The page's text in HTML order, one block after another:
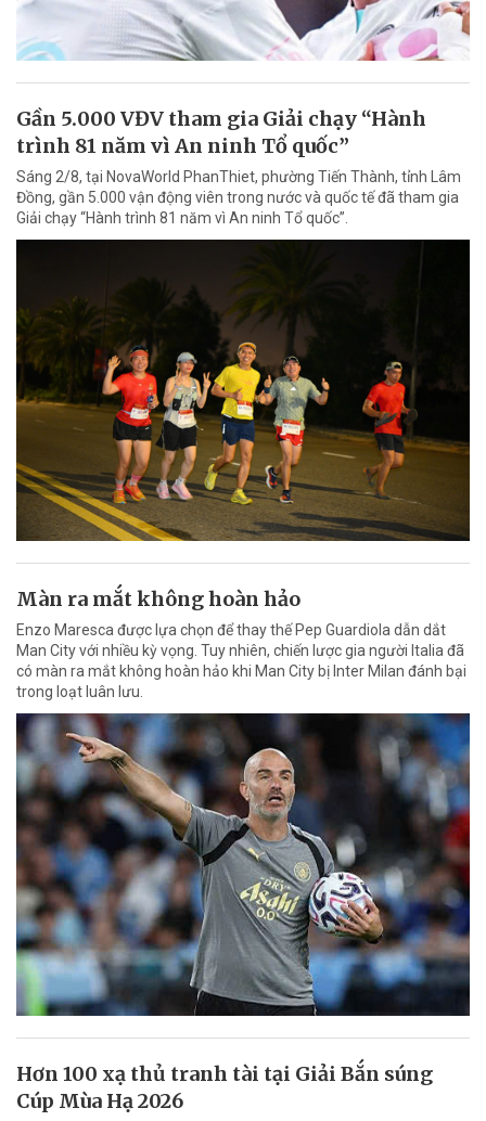
Gần 5.000 VĐV tham gia Giải chạy “Hành
trình 81 năm vì An ninh Tổ quốc”
Sáng 2/8, tại NovaWorld PhanThiet, phường Tiến Thành, tỉnh Lâm
Đồng, gần 5.000 vận động viên trong nước và quốc tế đã tham gia
Giải chạy “Hành trình 81 năm vì An ninh Tổ quốc”.
Màn ra mắt không hoàn hảo
Enzo Maresca được lựa chọn để thay thế Pep Guardiola dẫn dắt
Man City với nhiều kỳ vọng. Tuy nhiên, chiến lược gia người Italia đã
có màn ra mắt không hoàn hảo khi Man City bị Inter Milan đánh bại
trong loạt luân lưu.
Hơn 100 xạ thủ tranh tài tại Giải Bắn súng
Cúp Mùa Hạ 2026